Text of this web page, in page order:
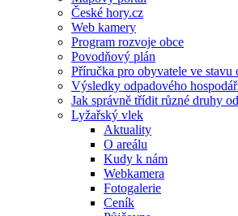
České hory.cz
Web kamery
Program rozvoje obce
Povodňový plán
Příručka pro obyvatele ve stavu
Výsledky odpadového
Jak správně třídit různé druhy
Lyžařský vlek
Aktuality
O areálu
Kudy k nám
Webkamera
Fotogalerie
Ceník